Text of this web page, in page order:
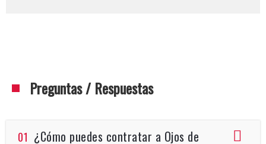
Preguntas / Respuestas
01 ¿Cómo puedes contratar a Ojos de